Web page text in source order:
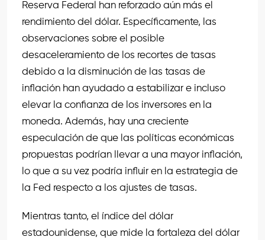
Reserva Federal han reforzado aún más el
rendimiento del dólar. Específicamente, las
observaciones sobre el posible
desaceleramiento de los recortes de tasas
debido a la disminución de las tasas de
inflación han ayudado a estabilizar e incluso
elevar la confianza de los inversores en la
moneda. Además, hay una creciente
especulación de que las políticas económicas
propuestas podrían llevar a una mayor inflación,
lo que a su vez podría influir en la estrategia de
la Fed respecto a los ajustes de tasas.
Mientras tanto, el índice del dólar
estadounidense, que mide la fortaleza del dólar